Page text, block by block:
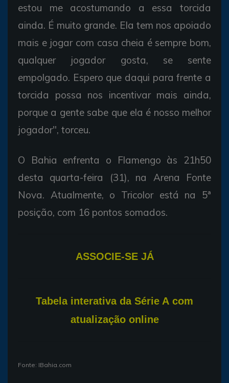
estou me acostumando a essa torcida
ainda. É muito grande. Ela tem nos apoiado
mais e jogar com casa cheia é sempre bom,
qualquer jogador gosta, se sente
empolgado. Espero que daqui para frente a
torcida possa nos incentivar mais ainda,
porque a gente sabe que ela é nosso melhor
jogador", torceu.
O Bahia enfrenta o Flamengo às 21h50
desta quarta-feira (31), na Arena Fonte
Nova. Atualmente, o Tricolor está na 5ª
posição, com 16 pontos somados.
ASSOCIE-SE JÁ
Tabela interativa da Série A com
atualização online
Fonte: IBahia.com